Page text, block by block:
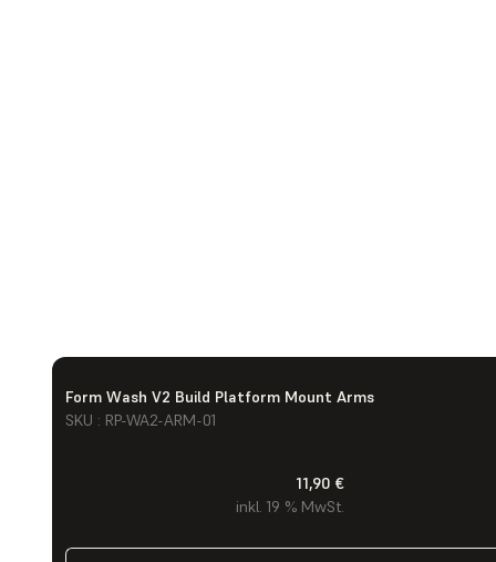
Form Wash V2 Build Platform Mount Arms
SKU : RP-WA2-ARM-01
11,90 €
inkl. 19 % MwSt.